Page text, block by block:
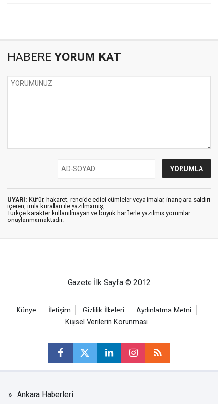
HABERE YORUM KAT
UYARI: Küfür, hakaret, rencide edici cümleler veya imalar, inançlara saldırı
içeren, imla kuralları ile yazılmamış,
Türkçe karakter kullanılmayan ve büyük harflerle yazılmış yorumlar
onaylanmamaktadır.
Gazete İlk Sayfa © 2012
Künye İletişim Gizlilik İlkeleri
Aydınlatma Metni
Kişisel Verilerin Korunması
Ankara Haberleri